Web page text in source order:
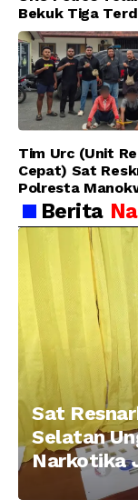
Bekuk Tiga
Pelaku
Sanawesen
Tim Urc (Unit
Cepat) Sat
Polresta
Berhasil
Pelaku
Taman Ria kab.
Manokwari
Berita
Sat
Selatan
Narkotika